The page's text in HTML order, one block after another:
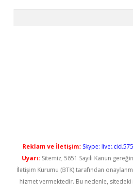
Reklam ve İletişim: Skype:
Uyarı: Sitemiz, 5651 Sayılı Kanun
İletişim Kurumu (BTK) tarafından
hizmet vermektedir. Bu nedenle,